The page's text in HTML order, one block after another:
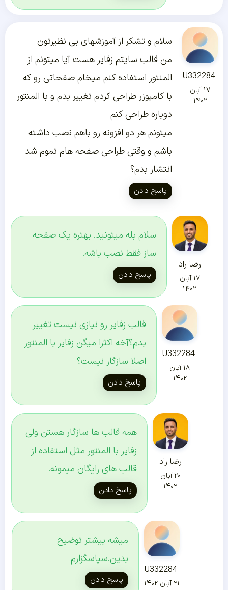
U332284
۱۷ آبان
۱۴۰۲
سلام و تشکر از آموزشهای بی نظیرتون
من قالب سایتم زفایر هست آیا میتونم از
المنتور استفاده کنم میخام صفحاتی رو که
با کامپوزر طراحی کردم تغییر بدم و با المنتور
دوباره طراحی کنم
میتونم هر دو افزونه رو باهم نصب داشته
باشم و وقتی طراحی صفحه هام تموم شد
انتشار بدم؟
پاسخ دادن
رضا راد
۱۷ آبان
۱۴۰۲
سلام بله میتونید. بهتره یک صفحه
ساز فقط نصب باشه.
پاسخ دادن
U332284
۱۸ آبان
۱۴۰۲
قالب زفایر رو نیازی نیست تغییر
بدم؟آخه اکثرا میگن زفایر با المنتور
اصلا سازگار نیست؟
پاسخ دادن
رضا راد
۲۰ آبان
۱۴۰۲
همه قالب ها سازگار هستن ولی
زفایر با المنتور مثل استفاده از
قالب های رایگان میمونه.
پاسخ دادن
U332284
۲۱ آبان ۱۴۰۲
میشه بیشتر توضیح
بدین.سپاسگزارم
پاسخ دادن